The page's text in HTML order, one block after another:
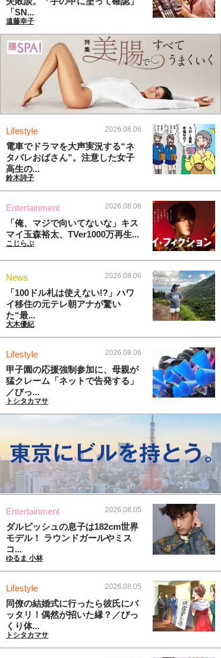
「SN...
遠藤幸子
Lifestyle 2026.08.06
電車でドラマを大声実況する“ネ
タバレおばさん”。注意した女子
高生の...
鈴木詩子
Entertainment 2026.08.06
「俺、マジで向いてないな」キス
マイ玉森裕太、TVer1000万再生...
こじらぶ
News 2026.08.06
「100ドル札は使えない!?」ハワ
イ移住の元テレ朝アナが驚い
た“最...
大木優紀
Lifestyle 2026.08.06
甲子園の応援強制参加に、母親が
猛クレーム「ネットで告発する」
／びっ...
トシタカマサ
Entertainment 2026.08.05
ダルビッシュの息子は182cm世界
モデル！ ラウンドガールやミス
コ...
ゆるま 小林
Lifestyle 2026.08.05
同僚の結婚式に行ったら彼氏にバ
ッタリ！偶然が招いた縁？／びっ
くり体...
トシタカマサ